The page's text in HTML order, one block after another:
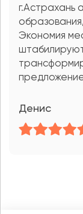
г.Астрахань
Экономия
Денис